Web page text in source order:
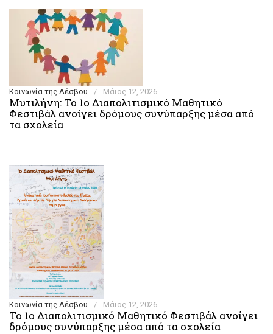
Κοινωνία της Λέσβου / Μάιος 12, 2026
Μυτιλήνη: Το 1ο Διαπολιτισμικό Μαθητικό
Φεστιβάλ ανοίγει δρόμους συνύπαρξης μέσα από
τα σχολεία
Κοινωνία της Λέσβου / Μάιος 12, 2026
Το 1ο Διαπολιτισμικό Μαθητικό Φεστιβάλ ανοίγει
δρόμους συνύπαρξης μέσα από τα σχολεία